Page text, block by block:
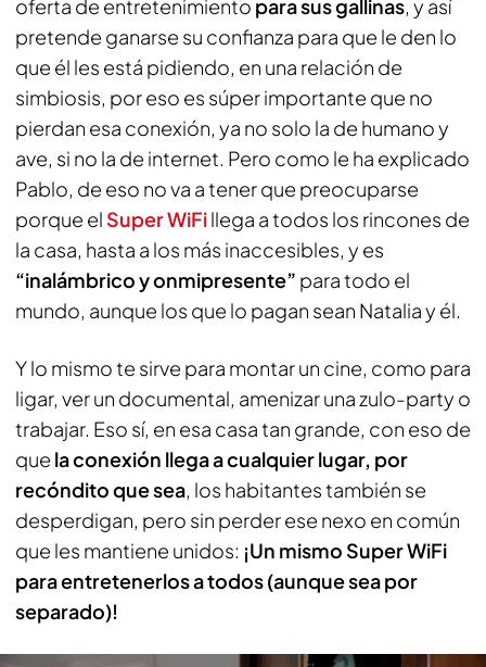
oferta de entretenimiento para sus gallinas, y así
pretende ganarse su confianza para que le den lo
que él les está pidiendo, en una relación de
simbiosis, por eso es súper importante que no
pierdan esa conexión, ya no solo la de humano y
ave, si no la de internet. Pero como le ha explicado
Pablo, de eso no va a tener que preocuparse
porque el Super WiFillega a todos los rincones de
la casa, hasta a los más inaccesibles, y es
“inalámbrico y onmipresente” para todo el
mundo, aunque los que lo pagan sean Natalia y él.
Y lo mismo te sirve para montar un cine, como para
ligar, ver un documental, amenizar una zulo-party o
trabajar. Eso sí, en esa casa tan grande, con eso de
que la conexión llega a cualquier lugar, por
recóndito que sea, los habitantes también se
desperdigan, pero sin perder ese nexo en común
que les mantiene unidos: ¡Un mismo Super WiFi
para entretenerlos a todos (aunque sea por
separado)!